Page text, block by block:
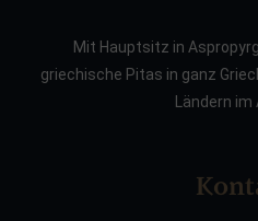
Mit Hauptsitz in
griechische Pitas in ganz
Ländern